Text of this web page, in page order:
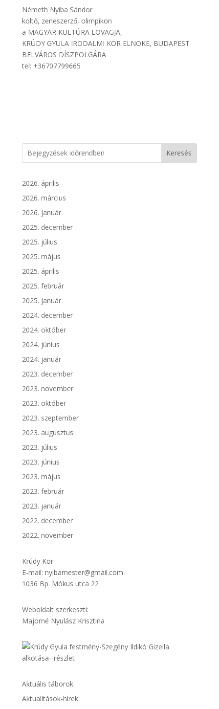
Németh Nyiba Sándor
költő, zeneszerző, olimpikon
a MAGYAR KULTÚRA LOVAGJA,
KRÚDY GYULA IRODALMI KÖR ELNÖKE, BUDAPEST
BELVÁROS DÍSZPOLGÁRA
tel: +36707799665
Keresés
2026. április
2026. március
2026. január
2025. december
2025. július
2025. május
2025. április
2025. február
2025. január
2024. december
2024. október
2024. június
2024. január
2023. december
2023. november
2023. október
2023. szeptember
2023. augusztus
2023. július
2023. június
2023. május
2023. február
2023. január
2022. december
2022. november
Krúdy Kör
E-mail: nyibamester@gmail.com
1036 Bp. Mókus utca 22
Weboldalt szerkeszti:
Majorné Nyulász Krisztina
Aktuális táborok
Aktualitások-hírek